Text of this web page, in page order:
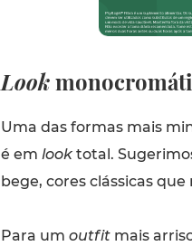
Look
Uma das formas mais
é em looktotal.
bege, cores clássicas
Para um outfitmais